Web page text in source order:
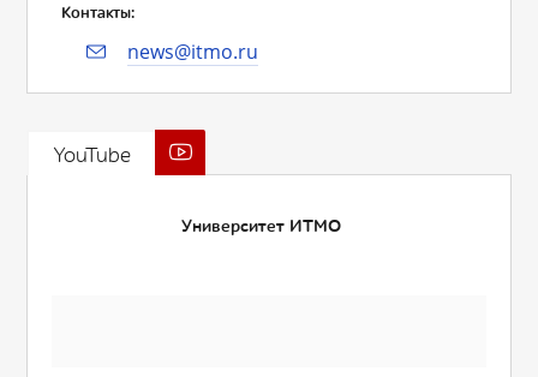
Контакты:
news@itmo.ru
YouTube
Университет ИТМО